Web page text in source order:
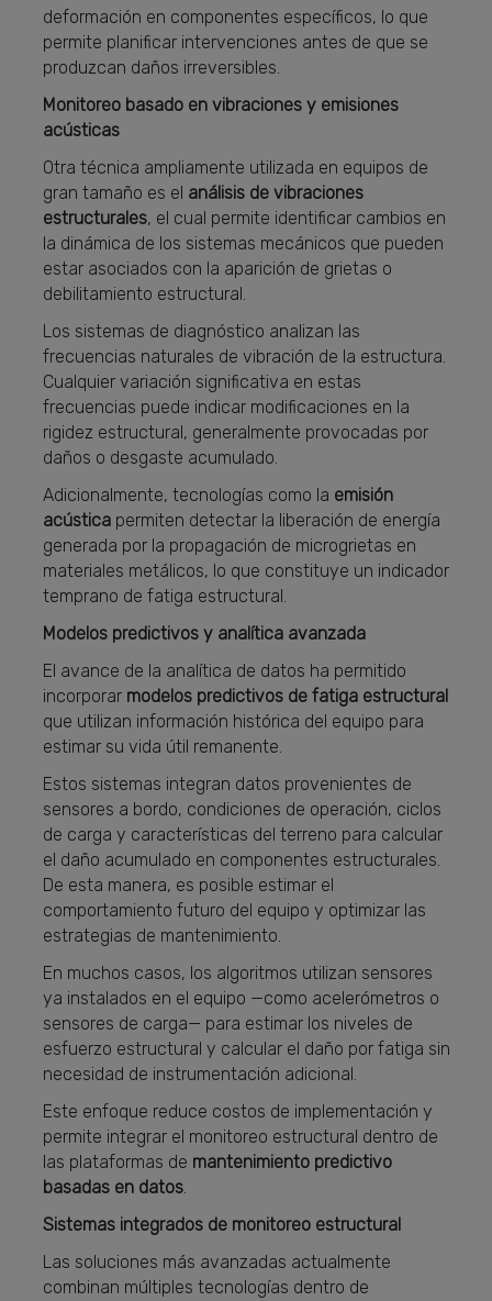
deformación en componentes específicos, lo que
permite planificar intervenciones antes de que se
produzcan daños irreversibles.
Monitoreo basado en vibraciones y emisiones
acústicas
Otra técnica ampliamente utilizada en equipos de
gran tamaño es el análisis de vibraciones
estructurales, el cual permite identificar cambios en
la dinámica de los sistemas mecánicos que pueden
estar asociados con la aparición de grietas o
debilitamiento estructural.
Los sistemas de diagnóstico analizan las
frecuencias naturales de vibración de la estructura.
Cualquier variación significativa en estas
frecuencias puede indicar modificaciones en la
rigidez estructural, generalmente provocadas por
daños o desgaste acumulado.
Adicionalmente, tecnologías como la emisión
acústica permiten detectar la liberación de energía
generada por la propagación de microgrietas en
materiales metálicos, lo que constituye un indicador
temprano de fatiga estructural.
Modelos predictivos y analítica avanzada
El avance de la analítica de datos ha permitido
incorporar modelos predictivos de fatiga estructural
que utilizan información histórica del equipo para
estimar su vida útil remanente.
Estos sistemas integran datos provenientes de
sensores a bordo, condiciones de operación, ciclos
de carga y características del terreno para calcular
el daño acumulado en componentes estructurales.
De esta manera, es posible estimar el
comportamiento futuro del equipo y optimizar las
estrategias de mantenimiento.
En muchos casos, los algoritmos utilizan sensores
ya instalados en el equipo —como acelerómetros o
sensores de carga— para estimar los niveles de
esfuerzo estructural y calcular el daño por fatiga sin
necesidad de instrumentación adicional.
Este enfoque reduce costos de implementación y
permite integrar el monitoreo estructural dentro de
las plataformas de mantenimiento predictivo
basadas en datos.
Sistemas integrados de monitoreo estructural
Las soluciones más avanzadas actualmente
combinan múltiples tecnologías dentro de